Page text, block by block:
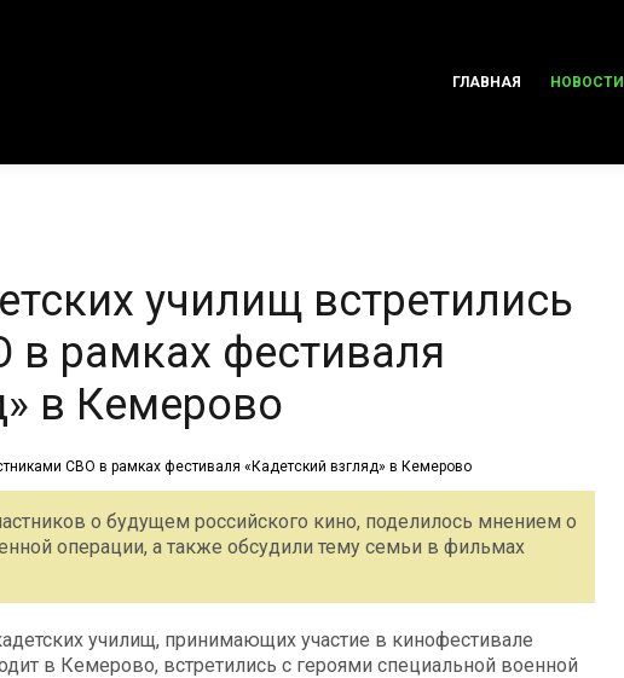
ГЛАВНАЯ НОВОСТИ
училищ встретились
в рамках фестиваля
в Кемерово
о будущем российского кино, поделилось мнением о
операции, а также обсудили тему семьи в фильмах
училищ, принимающих участие в кинофестивале
в Кемерово, встретились с героями специальной военной